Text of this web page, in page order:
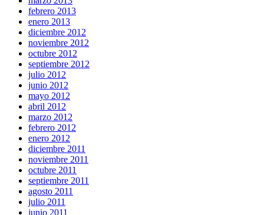
febrero 2013
enero 2013
diciembre 2012
noviembre 2012
octubre 2012
septiembre 2012
julio 2012
junio 2012
mayo 2012
abril 2012
marzo 2012
febrero 2012
enero 2012
diciembre 2011
noviembre 2011
octubre 2011
septiembre 2011
agosto 2011
julio 2011
junio 2011